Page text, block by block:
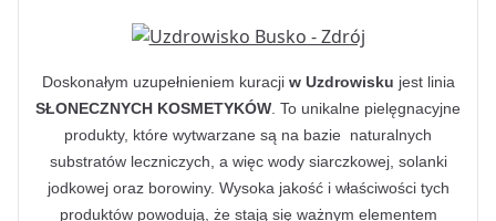
Doskonałym uzupełnieniem kuracji w Uzdrowisku jest linia
SŁONECZNYCH KOSMETYKÓW . To unikalne pielęgnacyjne
produkty, które wytwarzane są na bazie naturalnych
substratów leczniczych, a więc wody siarczkowej, solanki
jodkowej oraz borowiny. Wysoka jakość i właściwości tych
produktów powodują, że stają się ważnym elementem